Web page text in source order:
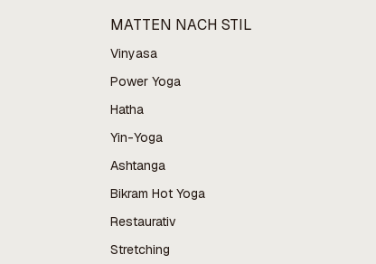
MATTEN NACH STIL
Vinyasa
Power Yoga
Hatha
Yin-Yoga
Ashtanga
Bikram Hot Yoga
Restaurativ
Stretching